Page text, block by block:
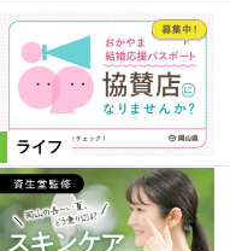
ライフ